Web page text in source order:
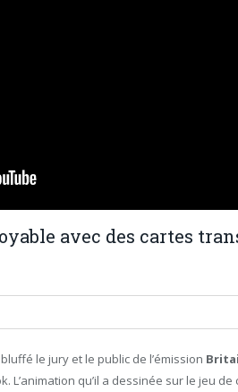
avec des cartes
le jury et le public de l’émission
qu’il a dessinée sur le jeu